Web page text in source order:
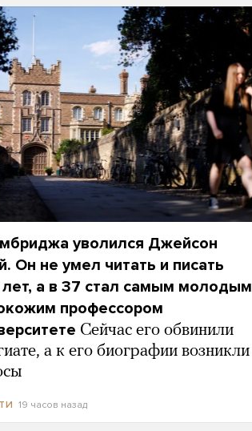
уволился Джейсон
Он не умел читать и писать
лет, а в 37 стал самым молодым
профессором
Сейчас его обвинили
а к его биографии возникли
19 часов назад